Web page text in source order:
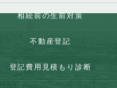
相続前の生前対策
不動産登記
登記費用見積もり診断